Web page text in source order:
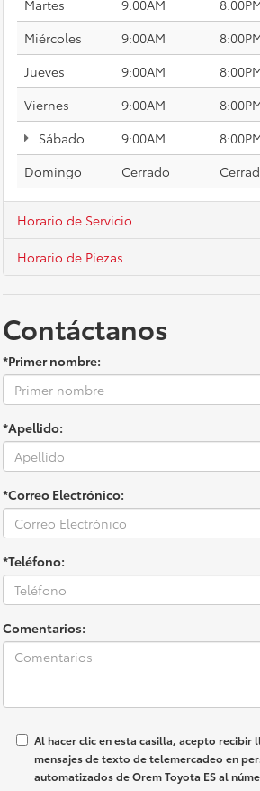
Martes
9:00AM
Miércoles
9:00AM
Jueves
9:00AM
Viernes
9:00AM
Sábado
9:00AM
Domingo
Cerrado
Horario de Servicio
Horario de Piezas
Contáctanos
*Primer nombre:
*Apellido:
*Correo Electrónico:
*Teléfono:
Comentarios:
Al hacer clic en esta casilla, acepto recibir
mensajes de texto de telemercadeo en
automatizados de Orem Toyota ES al